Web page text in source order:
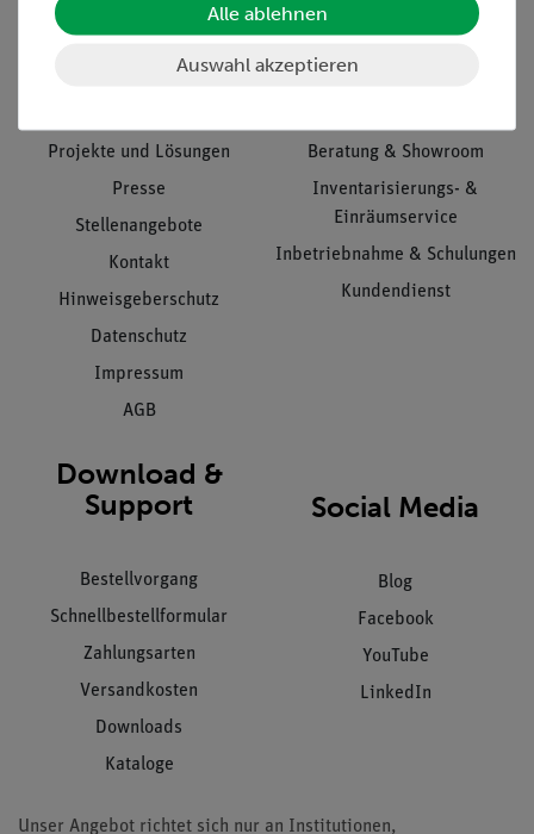
Informationen
Projekte und Lösungen
Presse
Stellenangebote
Kontakt
Hinweisgeberschutz
Datenschutz
Impressum
AGB
Service
Beratung & Showroom
Inventarisierungs- &
Einräumservice
Inbetriebnahme & Schulungen
Kundendienst
Download &
Support
Bestellvorgang
Schnellbestellformular
Zahlungsarten
Versandkosten
Downloads
Kataloge
Social Media
Blog
Facebook
YouTube
LinkedIn
Unser Angebot richtet sich nur an Institutionen,
Alle ablehnen
Auswahl akzeptieren